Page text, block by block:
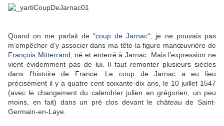
Quand on me parlait de "coup de Jarnac", je ne pouvais pas
m’empêcher d’y associer dans ma tête la figure manœuvrière de
François Mitterrand , né et enterré à Jarnac. Mais l’expression ne
vient évidemment pas de lui. Il faut remonter plusieurs siècles
dans l’histoire de France. Le coup de Jarnac a eu lieu
précisément il y a quatre cent soixante-dix ans, le 10 juillet 1547
(avec le changement du calendrier julien en grégorien, un peu
moins, en fait) dans un pré clos devant le château de Saint-
Germain-en-Laye.